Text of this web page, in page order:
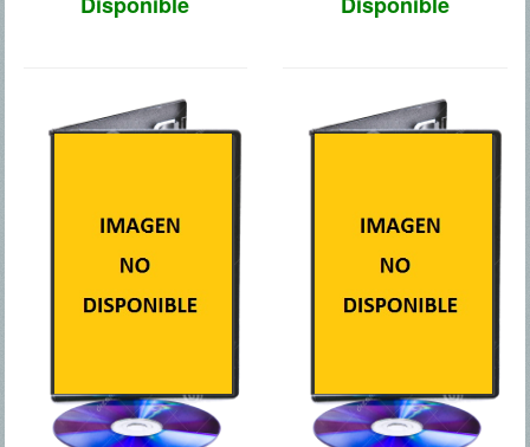
Crunch Calhoun, un
acróbata motociclista de
sus ratos libres, se junta
con su escurridizo
hermano para robar uno de
los libros más valiosos del
Con el paso del tiempo,
cuatro hombres que fueron
cincuenta siguieron
caminos muy distintos.
Cuando el único que
quedaba soltero decide